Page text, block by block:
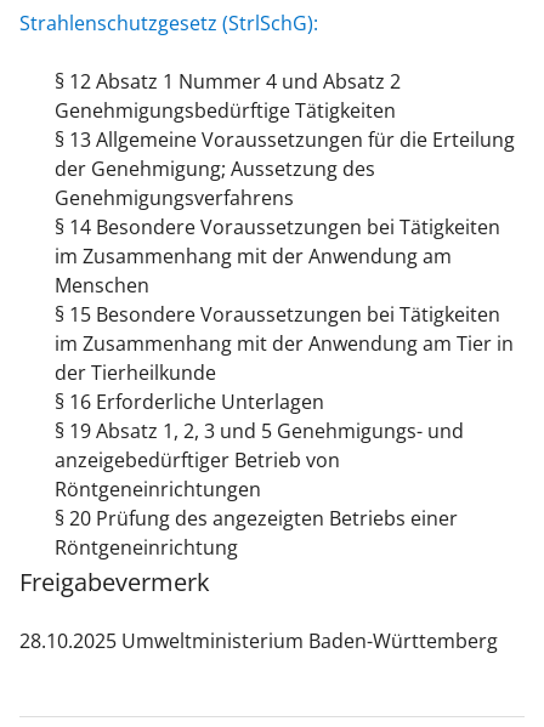
Strahlenschutzgesetz (StrlSchG):
§ 12 Absatz 1 Nummer 4 und Absatz 2
Genehmigungsbedürftige Tätigkeiten
§ 13 Allgemeine Voraussetzungen für die Erteilung
der Genehmigung; Aussetzung des
Genehmigungsverfahrens
§ 14 Besondere Voraussetzungen bei Tätigkeiten
im Zusammenhang mit der Anwendung am
Menschen
§ 15 Besondere Voraussetzungen bei Tätigkeiten
im Zusammenhang mit der Anwendung am Tier in
der Tierheilkunde
§ 16 Erforderliche Unterlagen
§ 19 Absatz 1, 2, 3 und 5 Genehmigungs- und
anzeigebedürftiger Betrieb von
Röntgeneinrichtungen
§ 20 Prüfung des angezeigten Betriebs einer
Röntgeneinrichtung
Freigabevermerk
28.10.2025 Umweltministerium Baden-Württemberg